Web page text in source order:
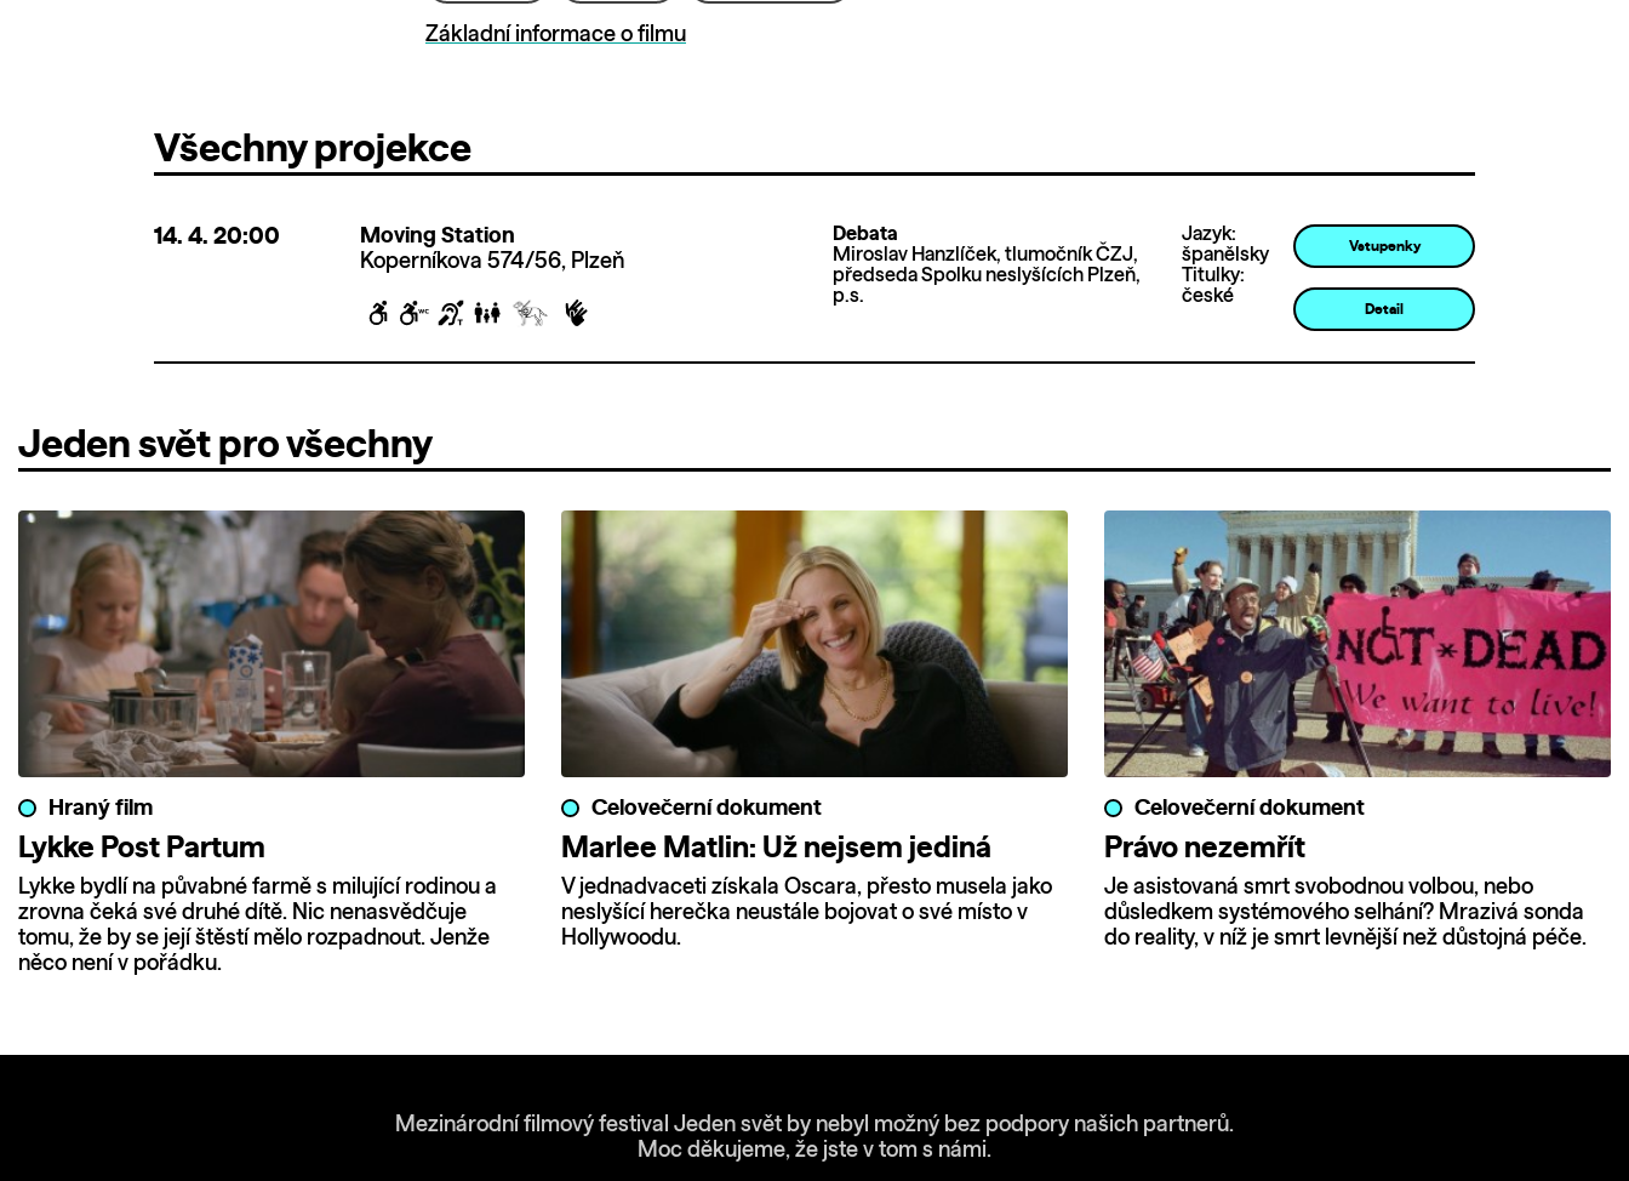
Základní informace o filmu
Všechny projekce
14. 4. 20:00
Moving Station
Koperníkova 574/56, Plzeň
Debata
Miroslav Hanzlíček, tlumočník ČZJ,
předseda Spolku neslyšících Plzeň,
p.s.
Jazyk:
španělsky
Titulky:
české
Vstupenky
Detail
Jeden svět pro všechny
Hraný film
Lykke Post Partum
Lykke bydlí na půvabné farmě s milující rodinou a
zrovna čeká své druhé dítě. Nic nenasvědčuje
tomu, že by se její štěstí mělo rozpadnout. Jenže
něco není v pořádku.
Celovečerní dokument
Marlee Matlin: Už nejsem jediná
V jednadvaceti získala Oscara, přesto musela jako
neslyšící herečka neustále bojovat o své místo v
Hollywoodu.
Celovečerní dokument
Právo nezemřít
Je asistovaná smrt svobodnou volbou, nebo
důsledkem systémového selhání? Mrazivá sonda
do reality, v níž je smrt levnější než důstojná péče.
Mezinárodní filmový festival Jeden svět by nebyl možný bez podpory našich partnerů.
Moc děkujeme, že jste v tom s námi.